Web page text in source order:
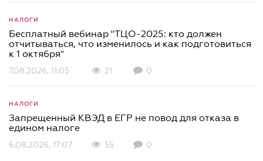
НАЛОГИ
Бесплатный вебинар "ТЦО-2025: кто должен
отчитываться, что изменилось и как подготовиться
к 1 октября"
7.08.2026, 11:05 21 0
НАЛОГИ
Запрещенный КВЭД в ЕГР не повод для отказа в
едином налоге
6.08.2026, 17:07 55 0